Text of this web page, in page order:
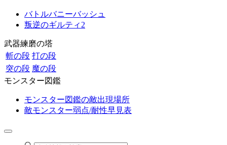
バトルバニーバッシュ
叛逆のギルティ2
武器練磨の塔
斬の段 打の段
突の段 魔の段
モンスター図鑑
モンスター図鑑の敵出現場所
敵モンスター弱点/耐性早見表